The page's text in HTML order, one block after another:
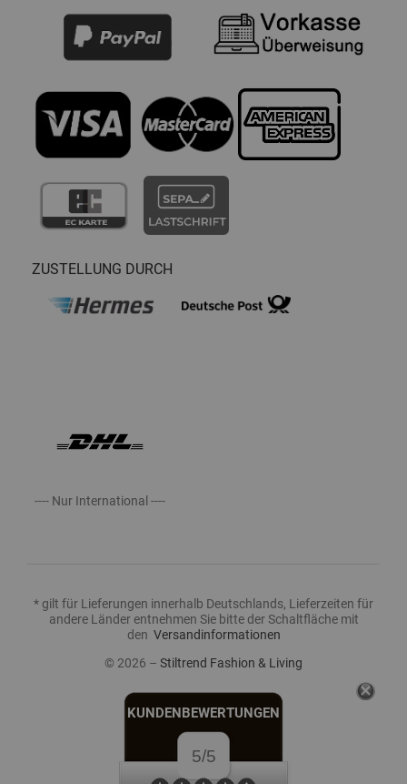
ZUSTELLUNG DURCH
---- Nur International ----
* gilt für Lieferungen innerhalb Deutschlands, Lieferzeiten für
andere Länder entnehmen Sie bitte der Schaltfläche mit
den Versandinformationen
© 2026 – Stiltrend Fashion & Living
KUNDENBEWERTUNGEN
5/5